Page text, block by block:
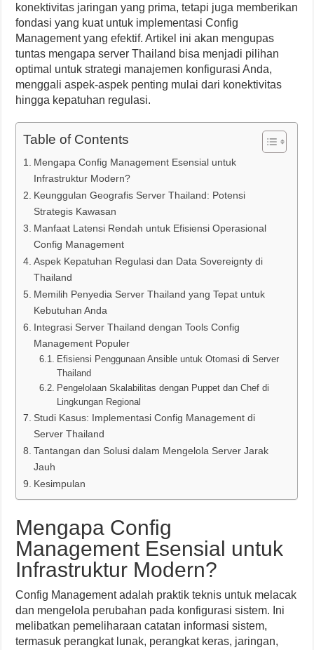
konektivitas jaringan yang prima, tetapi juga memberikan
fondasi yang kuat untuk implementasi Config
Management yang efektif. Artikel ini akan mengupas
tuntas mengapa server Thailand bisa menjadi pilihan
optimal untuk strategi manajemen konfigurasi Anda,
menggali aspek-aspek penting mulai dari konektivitas
hingga kepatuhan regulasi.
Table of Contents
Mengapa Config Management Esensial untuk
Infrastruktur Modern?
Keunggulan Geografis Server Thailand: Potensi
Strategis Kawasan
Manfaat Latensi Rendah untuk Efisiensi Operasional
Config Management
Aspek Kepatuhan Regulasi dan Data Sovereignty di
Thailand
Memilih Penyedia Server Thailand yang Tepat untuk
Kebutuhan Anda
Integrasi Server Thailand dengan Tools Config
Management Populer
Efisiensi Penggunaan Ansible untuk Otomasi di Server
Thailand
Pengelolaan Skalabilitas dengan Puppet dan Chef di
Lingkungan Regional
Studi Kasus: Implementasi Config Management di
Server Thailand
Tantangan dan Solusi dalam Mengelola Server Jarak
Jauh
Kesimpulan
Mengapa Config
Management Esensial untuk
Infrastruktur Modern?
Config Management adalah praktik teknis untuk melacak
dan mengelola perubahan pada konfigurasi sistem. Ini
melibatkan pemeliharaan catatan informasi sistem,
termasuk perangkat lunak, perangkat keras, jaringan,